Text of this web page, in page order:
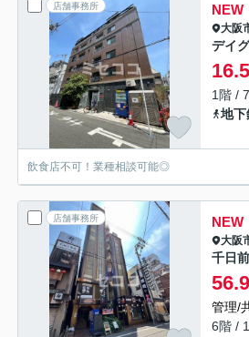
店舗事務所 NEW
大阪
デイ
16.5
1階 /
地下
飲食店不可！業種相談可能◎
店舗事務所 NEW
大阪
千日
管理/
6階 /